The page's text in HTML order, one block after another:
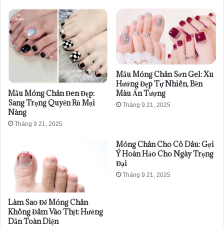
Mẫu Móng Chân Đen Đẹp:
Sang Trọng Quyến Rũ Mọi
Nàng
Tháng 9 21, 2025
Mẫu Móng Chân Sơn Gel: Xu
Hướng Đẹp Tự Nhiên, Bền
Màu Ấn Tượng
Tháng 9 21, 2025
Làm Sao Để Móng Chân
Không Đâm Vào Thịt: Hướng
Dẫn Toàn Diện
Móng Chân Cho Cô Dâu: Gợi
Ý Hoàn Hảo Cho Ngày Trọng
Đại
Tháng 9 21, 2025